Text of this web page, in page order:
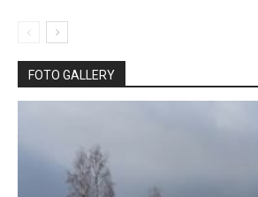
FOTO GALLERY